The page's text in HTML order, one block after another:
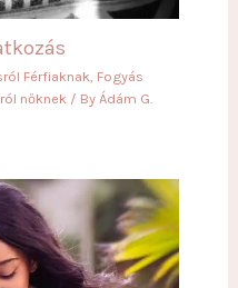
Férfiaknak Fogyás
nőknek / By Ádám G.